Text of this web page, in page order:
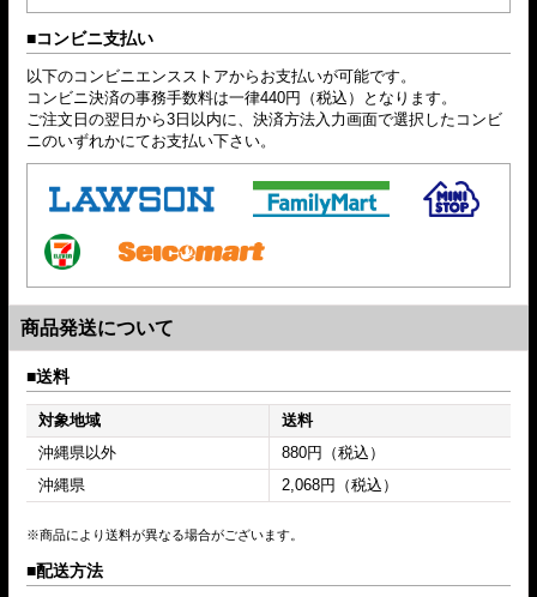
コンビニ支払い
以下のコンビニエンスストアからお支払いが可能です。
コンビニ決済の事務手数料は一律440円（税込）となります。
ご注文日の翌日から3日以内に、決済方法入力画面で選択したコンビ
ニのいずれかにてお支払い下さい。
商品発送について
送料
対象地域
送料
沖縄県以外
880円（税込）
沖縄県
2,068円（税込）
※商品により送料が異なる場合がございます。
配送方法